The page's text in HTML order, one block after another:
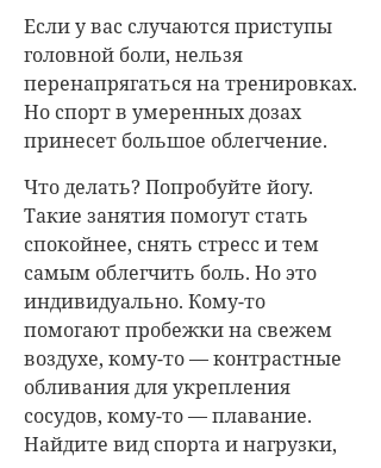
Если у вас случаются приступы
головной боли, нельзя
перенапрягаться на тренировках.
Но спорт в умеренных дозах
принесет большое облегчение.
Что делать? Попробуйте йогу.
Такие занятия помогут стать
спокойнее, снять стресс и тем
самым облегчить боль. Но это
индивидуально. Кому-то
помогают пробежки на свежем
воздухе, кому-то — контрастные
обливания для укрепления
сосудов, кому-то — плавание.
Найдите вид спорта и нагрузки,